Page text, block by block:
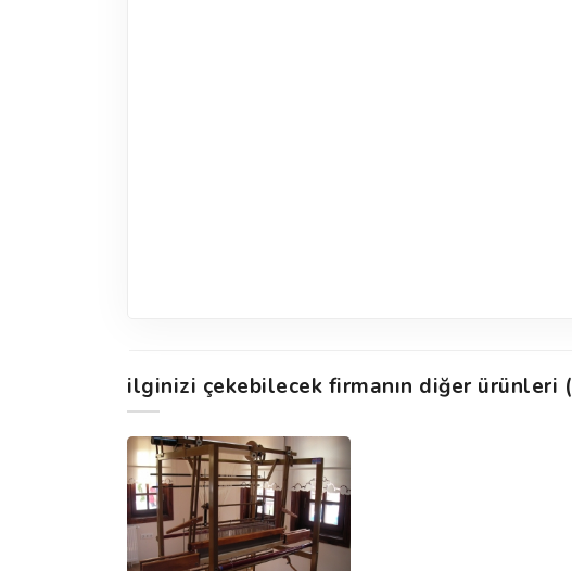
ilginizi çekebilecek firmanın diğer ürünleri (